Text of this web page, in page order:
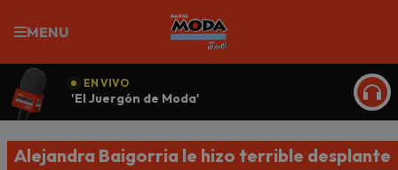
MENU
EN VIVO
'El Juergón de Moda'
Alejandra Baigorria le hizo terrible desplante